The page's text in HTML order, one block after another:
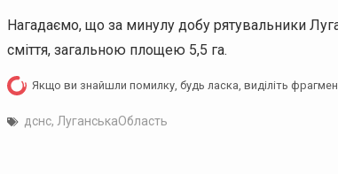
Нагадаємо, що за минулу добу рятувальники
сміття, загальною площею 5,5 га.
Якщо ви знайшли помилку, будь ласка, виділіть
дснс, ЛуганськаОбласть